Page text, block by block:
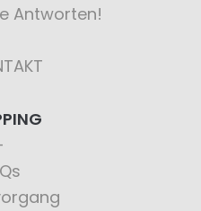
Antworten!